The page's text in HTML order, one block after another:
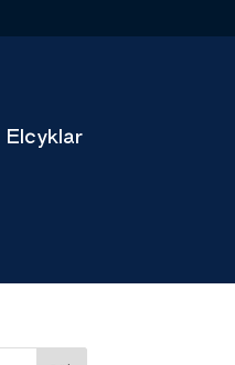
Elcyklar